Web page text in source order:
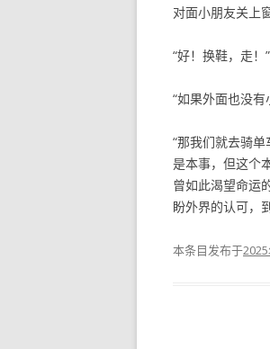
对面小朋友关上
“好！换鞋，走！”
“如果外面也没有
“那我们就去骑
是本事，但这个
曾如此渴望命运
盼外界的认可，
本条目发布于